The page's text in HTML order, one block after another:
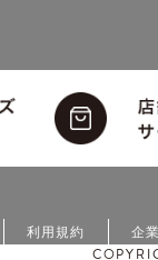
利用規約 企